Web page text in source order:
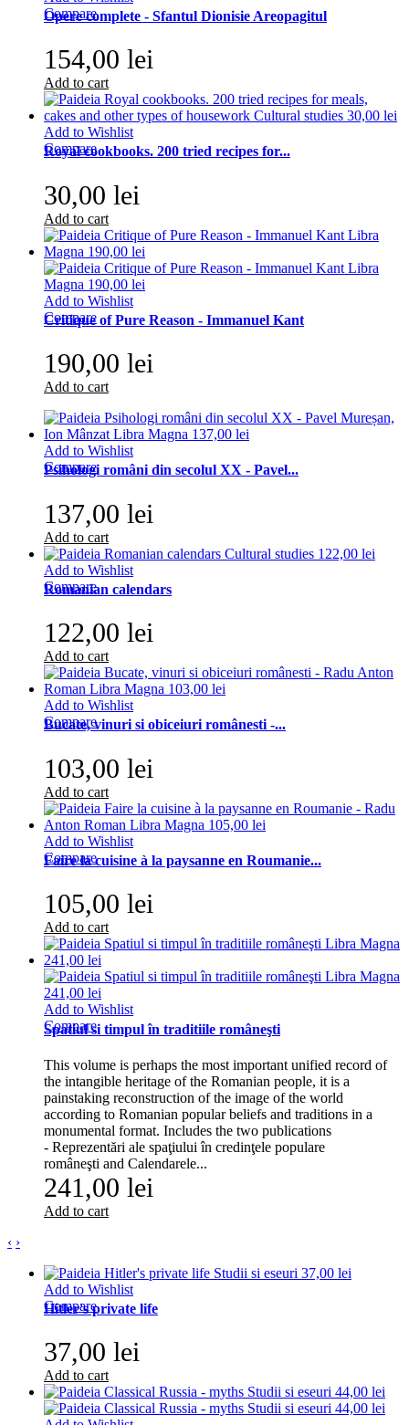
Compare
Opere complete - Sfantul Dionisie Areopagitul
154,00 lei
Add to cart
Add to Wishlist
Compare
Royal cookbooks. 200 tried recipes for...
30,00 lei
Add to cart
Add to Wishlist
Compare
Critique of Pure Reason - Immanuel Kant
190,00 lei
Add to cart
Add to Wishlist
Compare
Psihologi români din secolul XX - Pavel...
137,00 lei
Add to cart
Add to Wishlist
Compare
Romanian calendars
122,00 lei
Add to cart
Add to Wishlist
Compare
Bucate, vinuri si obiceiuri românesti -...
103,00 lei
Add to cart
Add to Wishlist
Compare
Faire la cuisine à la paysanne en Roumanie...
105,00 lei
Add to cart
Add to Wishlist
Compare
Spatiul si timpul în traditiile româneşti
This volume is perhaps the most important unified record of
the intangible heritage of the Romanian people, it is a
painstaking reconstruction of the image of the world
according to Romanian popular beliefs and traditions in a
monumental format. Includes the two publications
- Reprezentări ale spaţiului în credinţele populare
româneşti and Calendarele...
241,00 lei
Add to cart
‹ ›
Add to Wishlist
Compare
Hitler's private life
37,00 lei
Add to cart